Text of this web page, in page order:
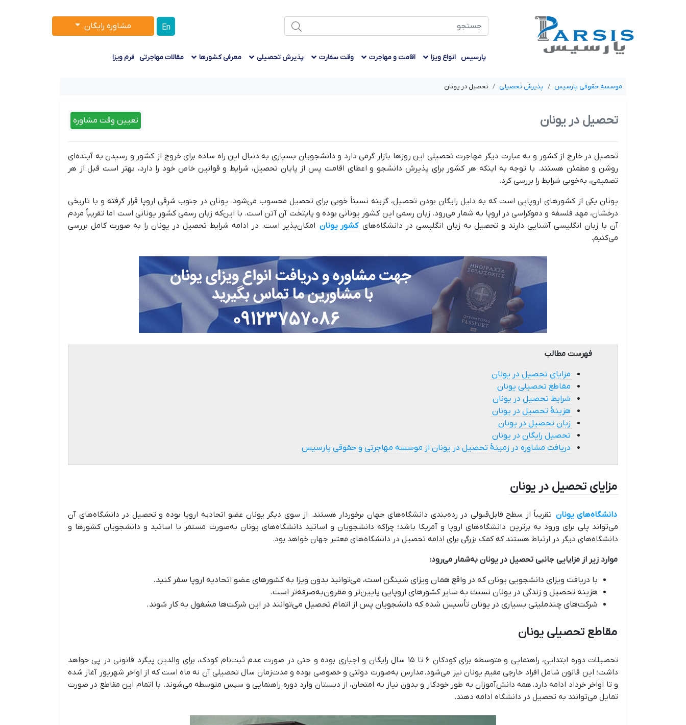
جستجو
En مشاوره رایگان
پارسیس انواع ویزا اقامت و مهاجرت وقت سفارت پذیرش تحصیلی معرفی کشورها مقالات مهاجرتی فرم ویزا
موسسه حقوقی پارسیس پذیرش تحصیلی تحصیل در یونان
تحصیل در یونان تعیین وقت مشاوره
تحصیل در خارج از کشور و به عبارت دیگر مهاجرت تحصیلی این روزها بازار گرمی دارد و دانشجویان بسیاری به دنبال این راه ساده برای خروج از کشور و رسیدن به آینده‌ای
روشن و مطمئن هستند. با توجه به اینکه هر کشور برای پذیرش دانشجو و اعطای اقامت پس از پایان تحصیل، شرایط و قوانین خاص خود را دارد، بهتر است قبل از هر
تصمیمی، به‌خوبی شرایط را بررسی کرد.
یونان یکی از کشورهای اروپایی است که به دلیل رایگان بودن تحصیل، گزینه نسبتاً خوبی برای تحصیل محسوب می‌شود. یونان در جنوب شرقی اروپا قرار گرفته و با تاریخی
درخشان، مهد فلسفه و دموکراسی در اروپا به شمار می‌رود. زبان رسمی این کشور یونانی بوده و پایتخت آن آتن است. با این‌که زبان رسمی کشور یونانی است اما تقریباً مردم
آن با زبان انگلیسی آشنایی دارند و تحصیل به زبان انگلیسی در دانشگاه‌های کشور یونان امکان‌پذیر است. در ادامه شرایط تحصیل در یونان را به صورت کامل بررسی
می‌کنیم.
فهرست مطالب
مزایای تحصیل در یونان
مقاطع تحصیلی یونان
شرایط تحصیل در یونان
هزینۀ تحصیل در یونان
زبان تحصیل در یونان
تحصیل رایگان در یونان
دریافت مشاوره در زمینۀ تحصیل در یونان از موسسه مهاجرتی و حقوقی پارسیس
مزایای تحصیل در یونان
دانشگاه‌های یونان تقریباً از سطح قابل‌قبولی در رده‌بندی دانشگاه‌های جهان برخوردار هستند. از سوی دیگر یونان عضو اتحادیه اروپا بوده و تحصیل در دانشگاه‌های آن
می‌تواند پلی برای ورود به برترین دانشگاه‌های اروپا و آمریکا باشد؛ چراکه دانشجویان و اساتید دانشگاه‌های یونان به‌صورت مستمر با اساتید و دانشجویان کشورها و
دانشگاه‌های دیگر در ارتباط هستند که کمک بزرگی برای ادامه تحصیل در دانشگاه‌های معتبر جهان خواهد بود.
موارد زیر از مزایایی جانبی تحصیل در یونان به‌شمار می‌رود:
با دریافت ویزای دانشجویی یونان که در واقع همان ویزای شینگن است، می‌توانید بدون ویزا به کشورهای عضو اتحادیه اروپا سفر کنید.
هزینه تحصیل و زندگی در یونان نسبت به سایر کشورهای اروپایی پایین‌تر و مقرون‌به‌صرفه‌تر است.
شرکت‌های چندملیتی بسیاری در یونان تأسیس شده که دانشجویان پس از اتمام تحصیل می‌توانند در این شرکت‌ها مشغول به کار شوند.
مقاطع تحصیلی یونان
تحصیلات دوره ابتدایی، راهنمایی و متوسطه برای کودکان ۶ تا ۱۵ سال رایگان و اجباری بوده و حتی در صورت عدم ثبت‌نام کودک، برای والدین پیگرد قانونی در پی خواهد
داشت؛ این قانون شامل افراد خارجی مقیم یونان نیز می‌شود. مدارس به‌صورت دولتی و خصوصی بوده و مدت‌زمان سال تحصیلی آن نه ماه است که از اواخر شهریور آغاز شده
و تا اواخر خرداد ادامه دارد. همه دانش‌آموزان به طور خودکار و بدون نیاز به امتحان، از دبستان وارد دوره راهنمایی و سپس متوسطه می‌شوند. با اتمام این مقاطع در صورت
تمایل می‌توانند به تحصیل در دانشگاه ادامه دهند.